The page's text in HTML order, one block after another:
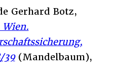
Gerhard Botz,
39(Mandelbaum),